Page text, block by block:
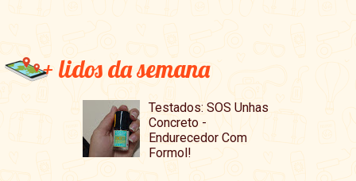
+ lidos da semana
Testados: SOS Unhas
Concreto -
Endurecedor Com
Formol!